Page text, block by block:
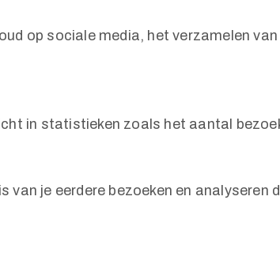
op sociale media, het verzamelen
in statistieken zoals het aantal
je eerdere bezoeken en